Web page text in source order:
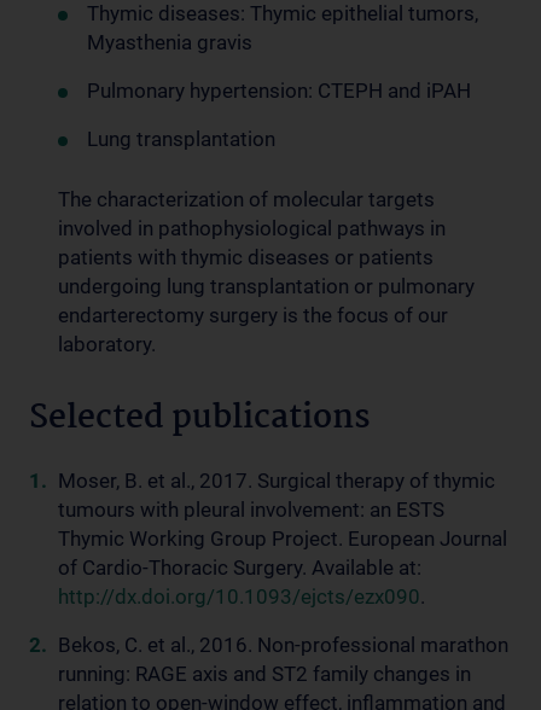
Thymic diseases: Thymic epithelial tumors,
Myasthenia gravis
Pulmonary hypertension: CTEPH and iPAH
Lung transplantation
The characterization of molecular targets
involved in pathophysiological pathways in
patients with thymic diseases or patients
undergoing lung transplantation or pulmonary
endarterectomy surgery is the focus of our
laboratory.
Selected publications
Moser, B. et al., 2017. Surgical therapy of thymic
tumours with pleural involvement: an ESTS
Thymic Working Group Project. European Journal
of Cardio-Thoracic Surgery. Available at:
http://dx.doi.org/10.1093/ejcts/ezx090.
Bekos, C. et al., 2016. Non-professional marathon
running: RAGE axis and ST2 family changes in
relation to open-window effect, inflammation and